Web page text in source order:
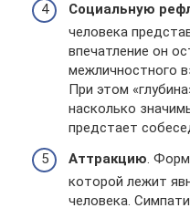
Социальную
человека
впечатление он
межличностного
При этом
насколько
предстает
Аттракцию .
которой лежит
человека.